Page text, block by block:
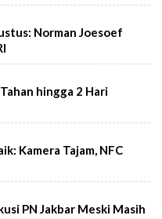
Norman Joesoef
hingga 2 Hari
Kamera Tajam, NFC
PN Jakbar Meski Masih